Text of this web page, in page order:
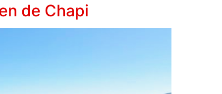
de Chapi